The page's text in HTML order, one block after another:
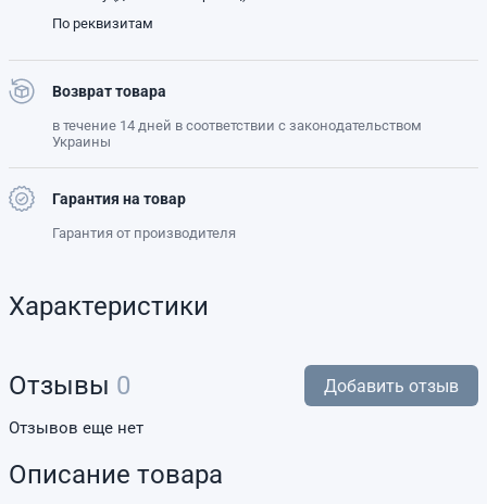
По реквизитам
Возврат товара
в течение 14 дней в соответствии с законодательством
Украины
Гарантия на товар
Гарантия от производителя
Характеристики
Отзывы 0 Добавить отзыв
Отзывов еще нет
Описание товара